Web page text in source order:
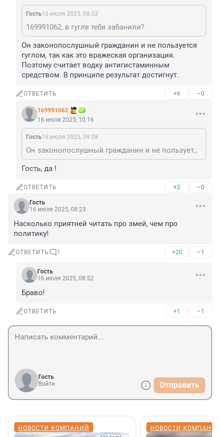
Гость16 июля 2025, 08:53
169991062, в гугле тебя забанили?
Он законопослушный гражданин и не пользуется
гуглом, так как это вражеская организация.
Поэтому считает водку антигистаминным
средством. В принципе результат достигнут.
ОТВЕТИТЬ +6 –0
169991062
16 июля 2025, 10:16
Гость16 июля 2025, 09:08
Он законопослушный гражданин и не пользуется гуглом, так как это вражеская организация. Поэтому считает водку антигистаминным средством. В принципе результат достигнут.
Гость, да !
ОТВЕТИТЬ +2 –0
Гость
16 июля 2025, 08:23
Насколько приятней читать про змей, чем про
политику!
ОТВЕТИТЬ 1 +20 –1
Гость
16 июля 2025, 08:52
Браво!
ОТВЕТИТЬ +1 –1
Гость
Войти
Отправить
НОВОСТИ КОМПАНИЙ НОВОСТИ